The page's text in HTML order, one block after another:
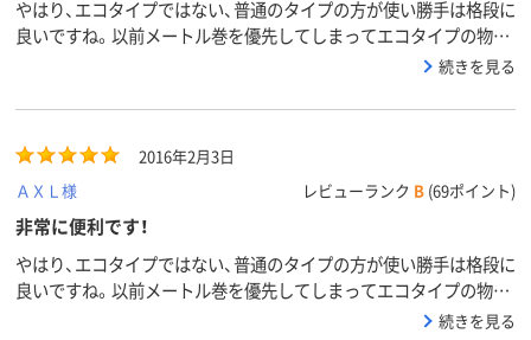
やはり、エコタイプではない、普通のタイプの方が使い勝手は格段に
良いですね。以前メートル巻を優先してしまってエコタイプの物を
購入しましたが裏紙（剥離紙？）が透明で異常に剥がし難くて苦労し
しようと思いました。
続きを見る
2016年2月3日
ＡＸＬ様
レビューランク B (69ポイント)
非常に便利です！
やはり、エコタイプではない、普通のタイプの方が使い勝手は格段に
良いですね。以前メートル巻を優先してしまってエコタイプの物を
購入しましたが裏紙（剥離紙？）が透明で異常に剥がし難くて苦労し
続きを見る